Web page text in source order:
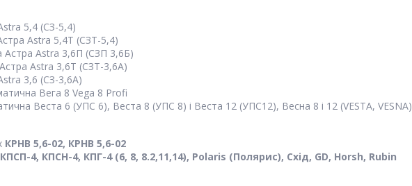
5,4 (СЗ-5,4)
Astra 5,4Т (СЗТ-5,4)
Астра Astra 3,6П (СЗП 3,6Б)
Astra 3,6Т (СЗТ-3,6А)
3,6 (СЗ-3,6А)
Вега 8 Vega 8 Profi
Веста 6 (УПС 6), Веста 8 (УПС 8) і Веста 12 (УПС12), Весна 8 і 12 (VESTA, VESNA)
КРНВ 5,6-02, КРНВ 5,6-02
КПСП-4, КПСН-4, КПГ-4 (6, 8, 8.2,11,14), Polaris (Полярис), Схід, GD, Horsh, Rubin